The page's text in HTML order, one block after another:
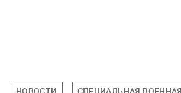
НОВОСТИ СПЕЦИАЛЬНАЯ